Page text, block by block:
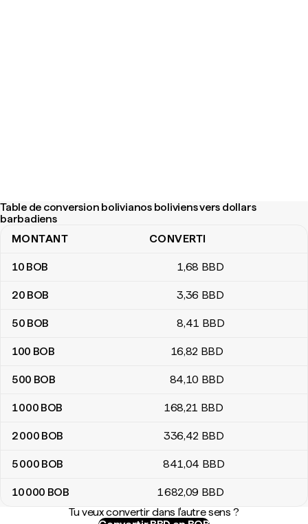
Table de conversion bolivianos boliviens vers dollars
barbadiens
Table de conversion bolivianos boliviens vers dollars barbadiens
MONTANT CONVERTI
10 BOB 1,68 BBD
20 BOB 3,36 BBD
50 BOB 8,41 BBD
100 BOB 16,82 BBD
500 BOB 84,10 BBD
1 000 BOB 168,21 BBD
2 000 BOB 336,42 BBD
5 000 BOB 841,04 BBD
10 000 BOB 1 682,09 BBD
Tu veux convertir dans l'autre sens ?